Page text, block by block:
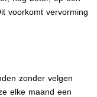
voorkomt vervorming
zonder velgen
elke maand een